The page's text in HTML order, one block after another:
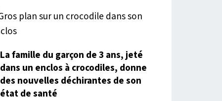
La famille du garçon de 3 ans, jeté
dans un enclos à crocodiles, donne
des nouvelles déchirantes de son
état de santé